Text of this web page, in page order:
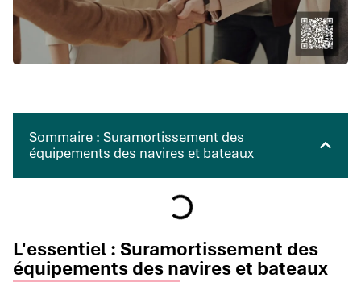
Sommaire : Suramortissement des
équipements des navires et bateaux
L'essentiel : Suramortissement des
équipements des navires et bateaux